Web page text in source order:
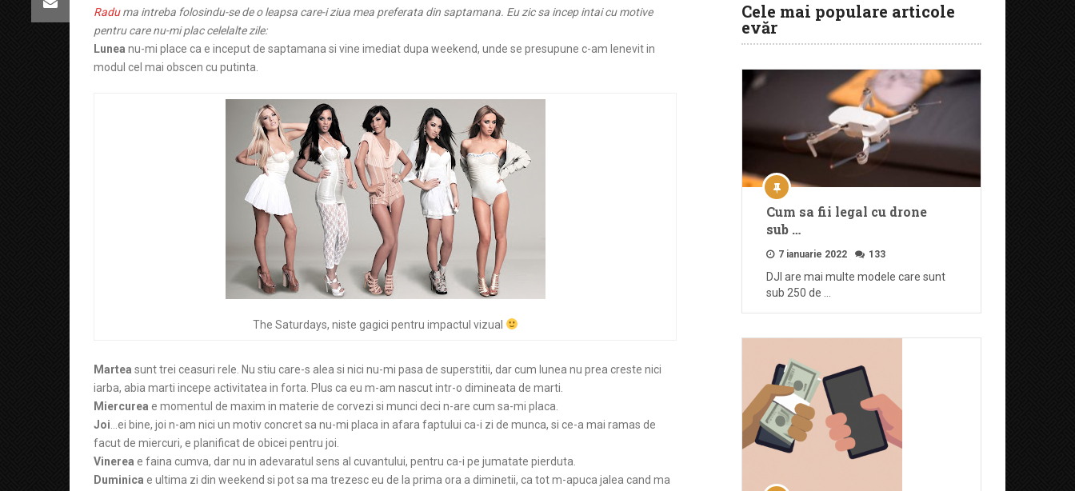
Raduma intreba folosindu-se de o leapsa care-i ziua mea preferata din saptamana. Eu zic sa incep intai cu motive
pentru care nu-mi plac celelalte zile:
Lunea nu-mi place ca e inceput de saptamana si vine imediat dupa weekend, unde se presupune c-am lenevit in
modul cel mai obscen cu putinta.
The Saturdays, niste gagici pentru impactul vizual
Martea sunt trei ceasuri rele. Nu stiu care-s alea si nici nu-mi pasa de superstitii, dar cum lunea nu prea creste nici
iarba, abia marti incepe activitatea in forta. Plus ca eu m-am nascut intr-o dimineata de marti.
Miercurea e momentul de maxim in materie de corvezi si munci deci n-are cum sa-mi placa.
Joi …ei bine, joi n-am nici un motiv concret sa nu-mi placa in afara faptului ca-i zi de munca, si ce-a mai ramas de
facut de miercuri, e planificat de obicei pentru joi.
Vinerea e faina cumva, dar nu in adevaratul sens al cuvantului, pentru ca-i pe jumatate pierduta.
Duminica e ultima zi din weekend si pot sa ma trezesc eu de la prima ora a diminetii, ca tot m-apuca jalea cand ma
Cele mai populare articole
evăr
Cum sa fii legal cu drone
sub …
7 ianuarie 2022 133
DJI are mai multe modele care sunt
sub 250 de …